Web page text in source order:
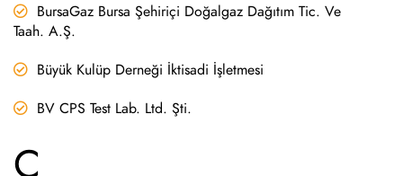
BursaGaz Bursa Şehiriçi Doğalgaz Dağıtım Tic. Ve
Taah. A.Ş.
Büyük Kulüp Derneği İktisadi İşletmesi
BV CPS Test Lab. Ltd. Şti.
C